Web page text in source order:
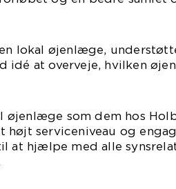
lokal øjenlæge,
idé at overveje, hvilken
øjenlæge som dem hos
højt serviceniveau og
at hjælpe med alle